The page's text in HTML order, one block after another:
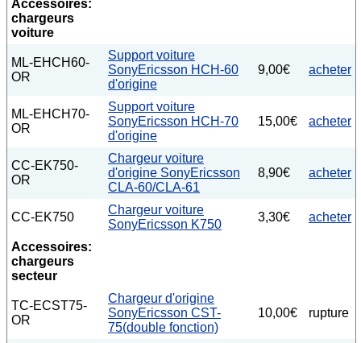
Accessoires:
chargeurs
voiture
ML-EHCH60-
OR
Support voiture
SonyEricsson HCH-60
d'origine
9,00€ acheter
ML-EHCH70-
OR
Support voiture
SonyEricsson HCH-70
d'origine
15,00€ acheter
CC-EK750-
OR
Chargeur voiture
d'origine SonyEricsson
CLA-60/CLA-61
8,90€ acheter
CC-EK750
Chargeur voiture
SonyEricsson K750
3,30€ acheter
Accessoires:
chargeurs
secteur
TC-ECST75-
OR
Chargeur d'origine
SonyEricsson CST-
75(double fonction)
10,00€ rupture